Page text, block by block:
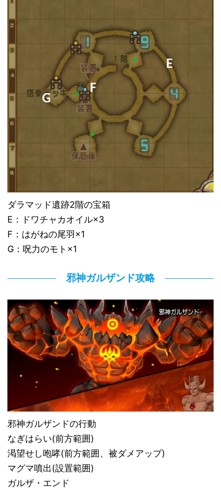
ダラマッド遺跡2階の宝箱
E：ドワチャカオイル×3
F：はがねの尾羽×1
G：呪力のモト×1
邪神ガルザンド攻略
邪神ガルザンドの行動
なぎはらい(前方範囲)
渇望せし咆哮(前方範囲、被ダメアップ)
マグマ噴出(設置範囲)
ガルザ・エンド